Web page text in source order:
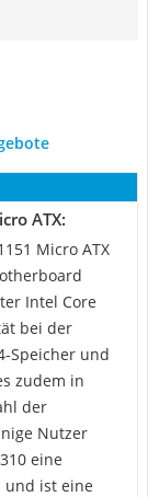
ATX:
Micro ATX
Intel Core
bei der
Speicher und
zudem in
der
Nutzer
eine
und ist eine